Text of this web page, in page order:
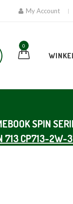
My Account
0
SPIN
713 CP713-2W-